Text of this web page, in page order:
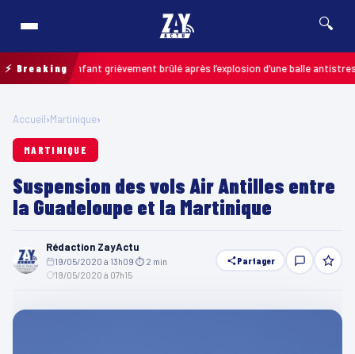
🔍
⚡ Breaking
: un enfant grièvement brûlé après l’explosion d’une balle antistress
Accueil›Martinique›
MARTINIQUE
Suspension des vols Air Antilles entre
la Guadeloupe et la Martinique
Rédaction ZayActu
19/05/2020 à 13h09 ⏱ 2 min
19/05/2020 à 07h15
Partager